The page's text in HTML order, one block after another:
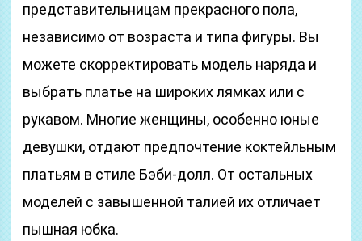
представительницам прекрасного пола,
независимо от возраста и типа фигуры. Вы
можете скорректировать модель наряда и
выбрать платье на широких лямках или с
рукавом. Многие женщины, особенно юные
девушки, отдают предпочтение коктейльным
платьям в стиле Бэби-долл. От остальных
моделей с завышенной талией их отличает
пышная юбка.